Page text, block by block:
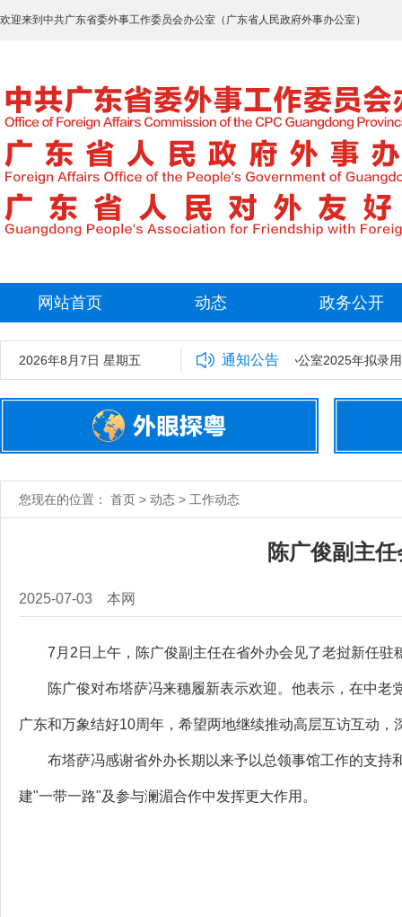
欢迎来到中共广东省委外事工作委员会办公室（广东省人民政府外事办公室）
网站首页 动态 政务公开
2026年8月7日 星期五 通知公告
中共广东省委外事工作委员会办公室2025年拟录用
您现在的位置： 首页 > 动态 > 工作动态
陈广俊副主
2025-07-03 本网
7月2日上午，陈广俊副主任在省外办会见了老挝新任驻
陈广俊对布塔萨冯来穗履新表示欢迎。他表示，在中老
广东和万象结好10周年，希望两地继续推动高层互访互动
布塔萨冯感谢省外办长期以来予以总领事馆工作的支持
建"一带一路"及参与澜湄合作中发挥更大作用。